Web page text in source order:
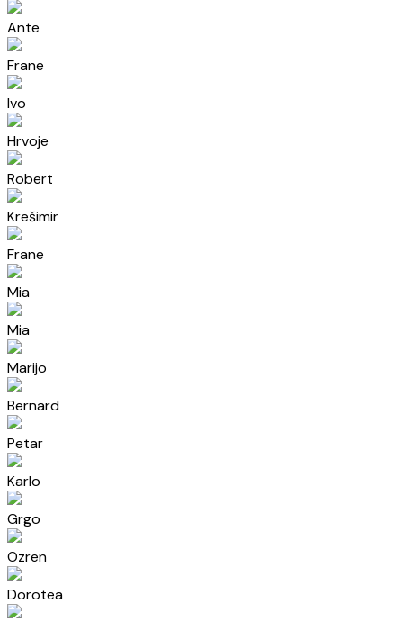
Ante
Frane
Ivo
Hrvoje
Robert
Krešimir
Frane
Mia
Mia
Marijo
Bernard
Petar
Karlo
Grgo
Ozren
Dorotea